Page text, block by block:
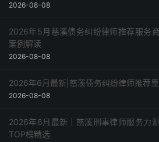
2026-08-08
2026年5月慈溪债务纠纷律师推荐服务
案例解读
2026-08-08
2026年6月最新|慈溪债务纠纷律师推荐
2026-08-08
2026年6月最新｜慈溪刑事律师服务力
TOP榜精选